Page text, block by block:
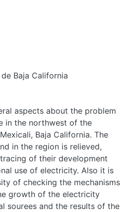
Baja California
aspects about the problem
in the northwest of the
Baja California. The
in the region is relieved,
of their development
use of electricity. Also it is
of checking the mechanisms
growth of the electricity
sourees and the results of the